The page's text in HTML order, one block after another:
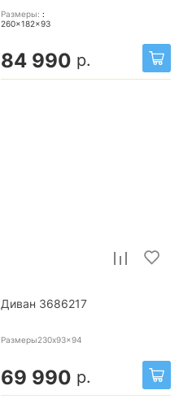
Размеры: :
260x182x93
84 990 р.
Диван 3686217
Размеры230x93x94
69 990 р.